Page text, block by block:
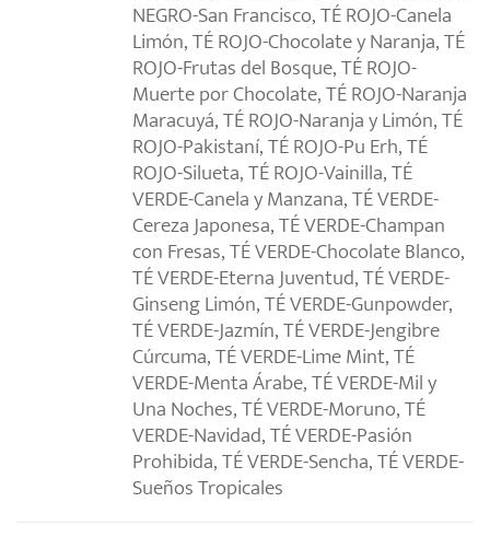
NEGRO-San Francisco, TÉ ROJO-Canela
Limón, TÉ ROJO-Chocolate y Naranja, TÉ
ROJO-Frutas del Bosque, TÉ ROJO-
Muerte por Chocolate, TÉ ROJO-Naranja
Maracuyá, TÉ ROJO-Naranja y Limón, TÉ
ROJO-Pakistaní, TÉ ROJO-Pu Erh, TÉ
ROJO-Silueta, TÉ ROJO-Vainilla, TÉ
VERDE-Canela y Manzana, TÉ VERDE-
Cereza Japonesa, TÉ VERDE-Champan
con Fresas, TÉ VERDE-Chocolate Blanco,
TÉ VERDE-Eterna Juventud, TÉ VERDE-
Ginseng Limón, TÉ VERDE-Gunpowder,
TÉ VERDE-Jazmín, TÉ VERDE-Jengibre
Cúrcuma, TÉ VERDE-Lime Mint, TÉ
VERDE-Menta Árabe, TÉ VERDE-Mil y
Una Noches, TÉ VERDE-Moruno, TÉ
VERDE-Navidad, TÉ VERDE-Pasión
Prohibida, TÉ VERDE-Sencha, TÉ VERDE-
Sueños Tropicales